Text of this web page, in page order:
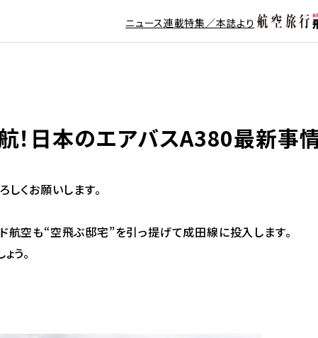
ニュース連載特集／本誌より
！日本のエアバスA380最新事
しくお願いします。
航空も“空飛ぶ邸宅”を引っ提げて成田線に投入します。
う。